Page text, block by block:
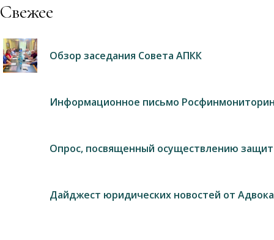
Свежее
Обзор заседания Совета АПКК
Информационное письмо
Опрос, посвященный осуществлению
Дайджест юридических новостей от